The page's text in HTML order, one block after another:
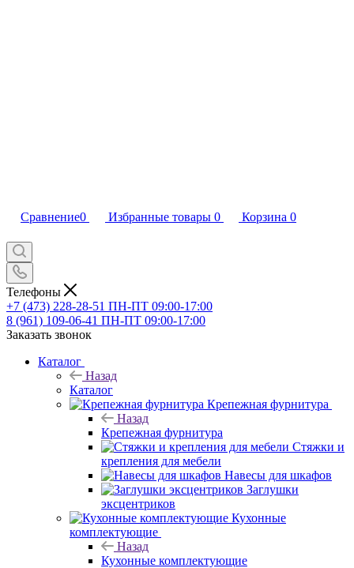
Сравнение0 Избранные товары 0 Корзина 0
Телефоны
+7 (473) 228-28-51 ПН-ПТ 09:00-17:00
8 (961) 109-06-41 ПН-ПТ 09:00-17:00
Заказать звонок
Каталог
Назад
Каталог
Крепежная фурнитура
Назад
Крепежная фурнитура
Стяжки и
крепления для мебели
Навесы для шкафов
Заглушки
эксцентриков
Кухонные
комплектующие
Назад
Кухонные комплектующие